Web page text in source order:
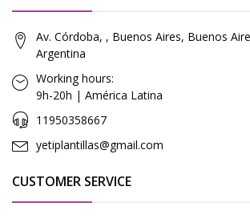
Av. Córdoba, , Buenos Aires, Buenos
Argentina
Working hours:
9h-20h | América Latina
11950358667
yetiplantillas@gmail.com
CUSTOMER SERVICE